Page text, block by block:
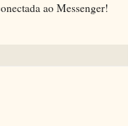
ao Messenger!